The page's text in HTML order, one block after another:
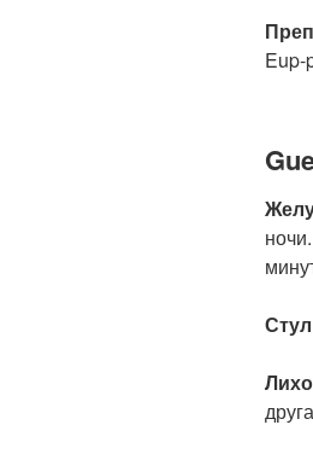
Eup-
Стул